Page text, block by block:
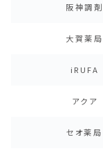
阪神調剤
大賀薬局
iRUFA
アクア
セオ薬局